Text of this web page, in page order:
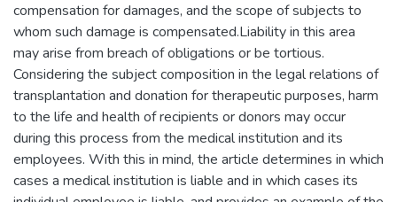
compensation for damages, and the scope of subjects to
whom such damage is compensated.Liability in this area
may arise from breach of obligations or be tortious.
Considering the subject composition in the legal relations of
transplantation and donation for therapeutic purposes, harm
to the life and health of recipients or donors may occur
during this process from the medical institution and its
employees. With this in mind, the article determines in which
cases a medical institution is liable and in which cases its